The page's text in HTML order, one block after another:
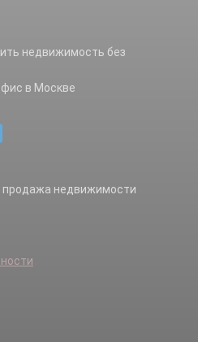
недвижимость без
в Москве